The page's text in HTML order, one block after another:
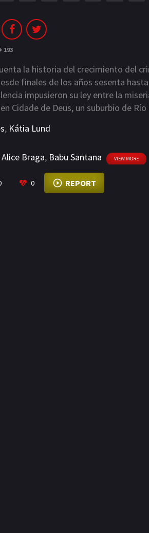
193
la historia del crecimiento del
finales de los años sesenta
impusieron su ley entre la
Cidade de Deus, un suburbio de
sobrevivir: fotógrafo.
ser el criminal más peligroso de Río
locales. Dos vidas
, Kátia Lund
Alice Braga, Babu Santana VIEW MORE
0 REPORT